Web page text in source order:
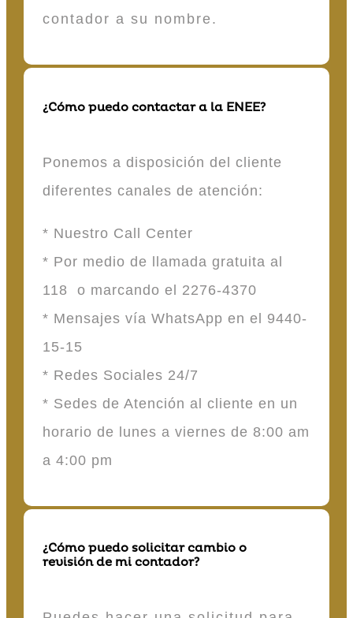
contador a su nombre.
¿Cómo puedo contactar a la ENEE?
Ponemos a disposición del cliente
diferentes canales de atención:
* Nuestro Call Center
* Por medio de llamada gratuita al
118 o marcando el 2276-4370
* Mensajes vía WhatsApp en el 9440-
15-15
* Redes Sociales 24/7
* Sedes de Atención al cliente en un
horario de lunes a viernes de 8:00 am
a 4:00 pm
¿Cómo puedo solicitar cambio o
revisión de mi contador?